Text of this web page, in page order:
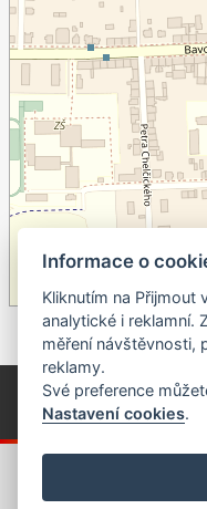
©OpenStreetMapcontributors.
© Píseckem / Kalendárium
© 2018 - 2026
Informace o
Kliknutím na Přijmout
analytické i reklamní.
měření návštěvnosti,
reklamy.
Své preference
Nastavení cookies.